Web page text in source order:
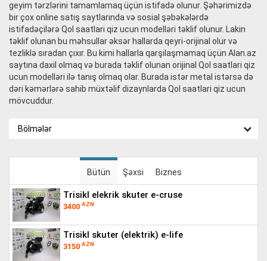
geyim tərzlərini tamamlamaq üçün istifadə olunur. Şəhərimizdə
bir çox online satış saytlarında və sosial şəbəkələrdə
istifadəçilərə Qol saatlari qiz ucun modelləri təklif olunur. Lakin
təklif olunan bu məhsullar əksər hallarda qeyri-orijinal olur və
tezliklə sıradan çıxır. Bu kimi hallarla qarşılaşmamaq üçün Alan.az
saytına daxil olmaq və burada təklif olunan orijinal Qol saatlari qiz
ucun modelləri ilə tanış olmaq olar. Burada istər metal istərsə də
dəri kəmərlərə sahib müxtəlif dizaynlarda Qol saatlari qiz ucun
mövcuddur.
Bölmələr
Bütün Şəxsi Biznes
trisikl elekrik skuter e-cruse
3400 AZN
trisikl skuter (elektrik) e-life
3150 AZN